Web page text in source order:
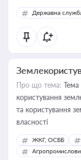
Державна
Про що тема: Тема
користування
та користування
власності
ЖКГ, ОСББ